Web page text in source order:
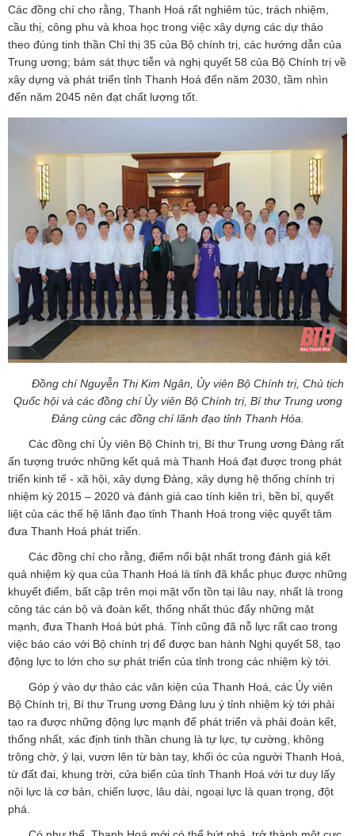
Các đồng chí cho rằng, Thanh Hoá rất nghiêm túc, trách nhiệm,
cầu thị, công phu và khoa học trong việc xây dựng các dự thảo
theo đúng tinh thần Chỉ thị 35 của Bộ chính trị, các hướng dẫn của
Trung ương; bám sát thực tiễn và nghị quyết 58 của Bộ Chính trị về
xây dựng và phát triển tỉnh Thanh Hoá đến năm 2030, tầm nhìn
đến năm 2045 nên đạt chất lượng tốt.
Đồng chí Nguyễn Thị Kim Ngân, Ủy viên Bộ Chính trị, Chủ tịch
Quốc hội và các đồng chí Ủy viên Bộ Chính trị, Bí thư Trung ương
Đảng cùng các đồng chí lãnh đạo tỉnh Thanh Hóa.
Các đồng chí Ủy viên Bộ Chính trị, Bí thư Trung ương Đảng rất
ấn tượng trước những kết quả mà Thanh Hoá đạt được trong phát
triển kinh tế - xã hội, xây dựng Đảng, xây dựng hệ thống chính trị
nhiệm kỳ 2015 – 2020 và đánh giá cao tính kiên trì, bền bỉ, quyết
liệt của các thế hệ lãnh đạo tỉnh Thanh Hoá trong việc quyết tâm
đưa Thanh Hoá phát triển.
Các đồng chí cho rằng, điểm nổi bật nhất trong đánh giá kết
quả nhiệm kỳ qua của Thanh Hoá là tỉnh đã khắc phục được những
khuyết điểm, bất cập trên mọi mặt vốn tồn tại lâu nay, nhất là trong
công tác cán bộ và đoàn kết, thống nhất thúc đẩy những mặt
mạnh, đưa Thanh Hoá bứt phá. Tỉnh cũng đã nỗ lực rất cao trong
việc báo cáo với Bộ chính trị để được ban hành Nghị quyết 58, tạo
động lực to lớn cho sự phát triển của tỉnh trong các nhiệm kỳ tới.
Góp ý vào dự thảo các văn kiện của Thanh Hoá, các Ủy viên
Bộ Chính trị, Bí thư Trung ương Đảng lưu ý tỉnh nhiệm kỳ tới phải
tạo ra được những động lực mạnh để phát triển và phải đoàn kết,
thống nhất, xác định tinh thần chung là tự lực, tự cường, không
trông chờ, ỷ lại, vươn lên từ bàn tay, khối óc của người Thanh Hoá,
từ đất đai, khung trời, cửa biển của tỉnh Thanh Hoá với tư duy lấy
nội lực là cơ bản, chiến lược, lâu dài, ngoại lực là quan trọng, đột
phá.